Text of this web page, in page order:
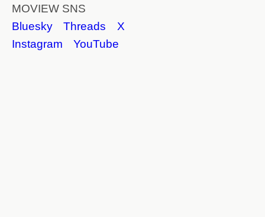
MOVIEW SNS
Bluesky
Threads
X
Instagram
YouTube